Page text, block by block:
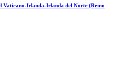
Vaticano-Irlanda-Irlanda del Norte (Reino